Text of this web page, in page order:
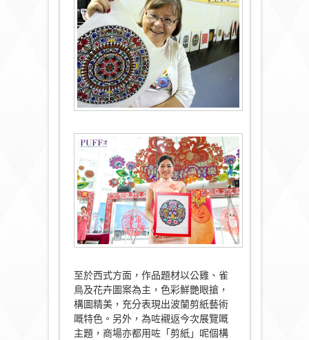
至於西式方面，作品題材以公雞、雀
鳥及花卉圖案為主，色彩鮮艷眼搶，
構圖精美，充分表現出波蘭剪紙藝術
嘅特色。另外，為咗襯返今次展覽嘅
主題，商場亦都用咗「剪紙」呢個構